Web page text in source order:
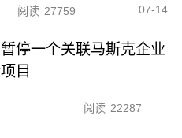
阅读 27759 07-14
停一个关联马斯克企业
目
阅读 22287